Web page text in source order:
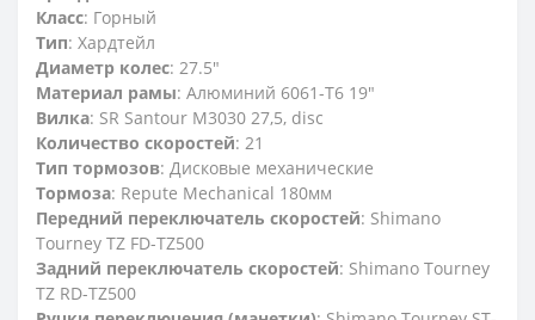
Класс: Горный
Тип: Хардтейл
Диаметр колес: 27.5"
Материал рамы: Алюминий 6061-T6 19"
Вилка: SR Santour M3030 27,5, disc
Количество скоростей: 21
Тип тормозов: Дисковые механические
Тормоза: Repute Mechanical 180мм
Передний переключатель скоростей: Shimano
Tourney TZ FD-TZ500
Задний переключатель скоростей: Shimano Tourney
TZ RD-TZ500